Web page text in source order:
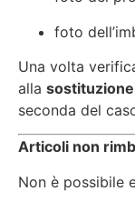
foto
Una volta
alla
seconda del
Articoli non
Non è possibile